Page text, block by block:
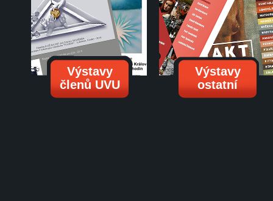
Výstavy
členů UVU
Výstavy
ostatní